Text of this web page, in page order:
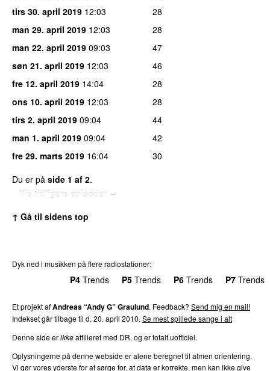
tirs 30. april 2019 12:03
28
man 29. april 2019 12:03
28
man 22. april 2019 09:03
47
søn 21. april 2019 12:03
46
fre 12. april 2019 14:04
28
ons 10. april 2019 12:03
28
tirs 2. april 2019 09:04
44
man 1. april 2019 09:04
42
fre 29. marts 2019 16:04
30
Du er på side 1 af 2.
Vis tidligere episoder →
↑ Gå til sidens top
Dyk ned i musikken på flere radiostationer:
P4 Trends P5 Trends P6 Trends P7 Trends
Et projekt afAndreas “Andy G” Graulund. Feedback? Send mig en mail!
Indekset går tilbage til d. 20. april 2010. Se mest spillede sange i alt
Denne side erikkeaffilieret med DR, og er totalt uofficiel.
Oplysningerne på denne webside er alene beregnet til almen orientering.
Vi gør vores yderste for at sørge for, at data er korrekte, men kan ikke give